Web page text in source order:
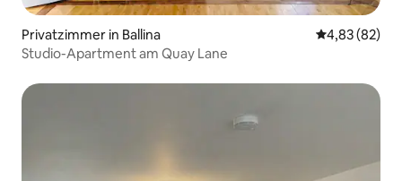
Privatzimmer in Ballina
4,83 (82)
Studio-Apartment am Quay Lane